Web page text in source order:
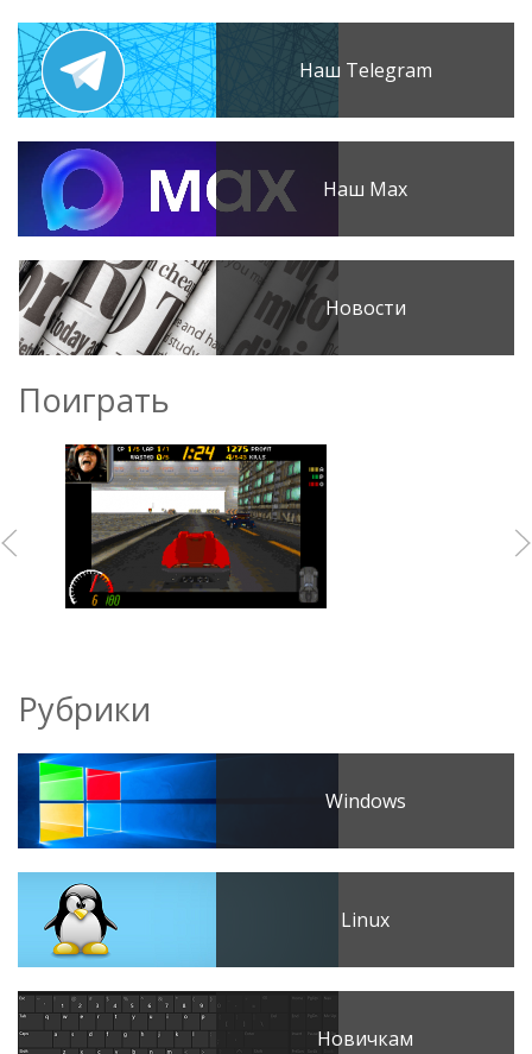
Наш Telegram
Наш Max
Новости
Поиграть
Рубрики
Windows
Linux
Новичкам